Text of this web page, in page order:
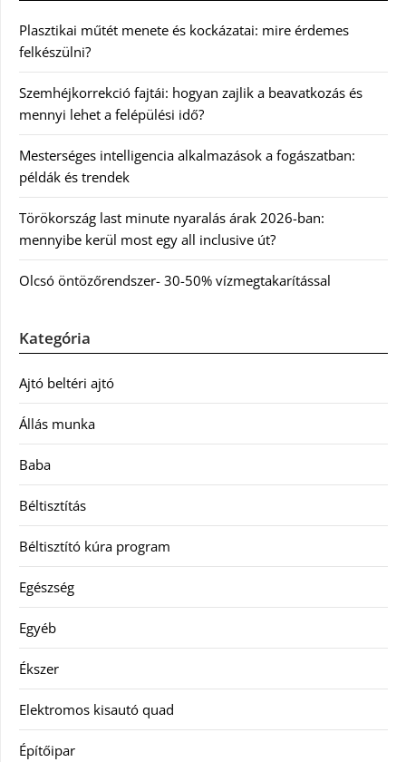
Plasztikai műtét menete és kockázatai: mire érdemes
felkészülni?
Szemhéjkorrekció fajtái: hogyan zajlik a beavatkozás és
mennyi lehet a felépülési idő?
Mesterséges intelligencia alkalmazások a fogászatban:
példák és trendek
Törökország last minute nyaralás árak 2026-ban:
mennyibe kerül most egy all inclusive út?
Olcsó öntözőrendszer- 30-50% vízmegtakarítással
Kategória
Ajtó beltéri ajtó
Állás munka
Baba
Béltisztítás
Béltisztító kúra program
Egészség
Egyéb
Ékszer
Elektromos kisautó quad
Építőipar